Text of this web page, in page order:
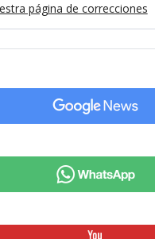
página de correcciones